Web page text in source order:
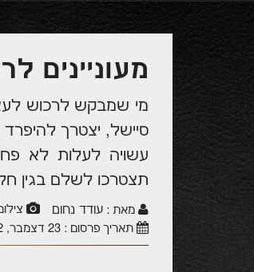
מעוניינים
מי שמבקש לרכוש
סיישל, יצטרך
תצטרכו לשלם בגין
מאת : עודד נחום
תאריך פרסום : 23 דצמבר, 2012